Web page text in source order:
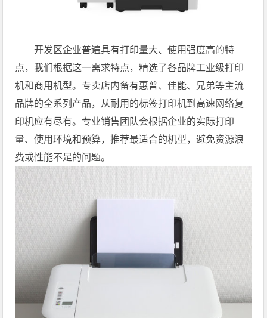
开发区企业普遍具有打印量大、使用强度高的特
点，我们根据这一需求特点，精选了各品牌工业级打印
机和商用机型。专卖店内备有惠普、佳能、兄弟等主流
品牌的全系列产品，从耐用的标签打印机到高速网络复
印机应有尽有。专业销售团队会根据企业的实际打印
量、使用环境和预算，推荐最适合的机型，避免资源浪
费或性能不足的问题。